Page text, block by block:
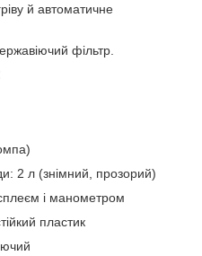
й автоматичне
фільтр.
2 л (знімний, прозорий)
і манометром
пластик